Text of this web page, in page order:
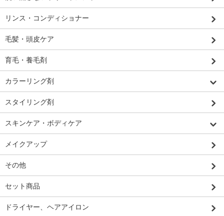
リンス・コンディショナー
毛髪・頭皮ケア
育毛・養毛剤
カラーリング剤
スタイリング剤
スキンケア・ボディケア
メイクアップ
その他
セット商品
ドライヤー、ヘアアイロン